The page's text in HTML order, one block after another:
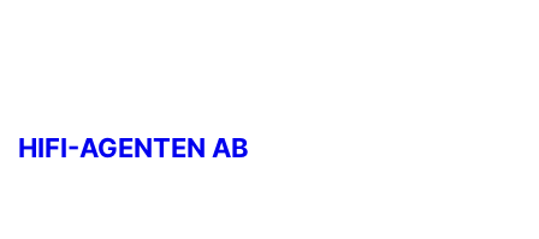
HIFI-AGENTEN AB